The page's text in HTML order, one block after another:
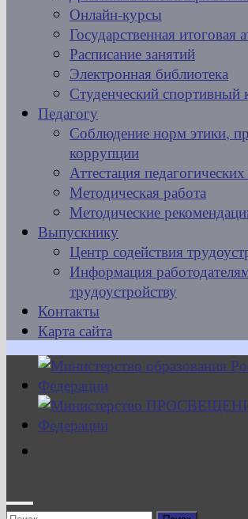
Онлайн-курсы
Государственная итоговая
Расписание занятий
Электронная библиотека
Студенческий
Педагогу
Соблюдение норм этики,
коррупции
Аттестация
Методическая работа
Методические
Выпускнику
Центр содействия
Информация
трудоустройству
Контакты
Карта сайта